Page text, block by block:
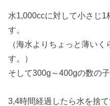
水1,000ccに対して小さじ1
す。
（海水よりちょっと薄い
す。）
そして300g～400gの数の
3,4時間経過したら水を捨て